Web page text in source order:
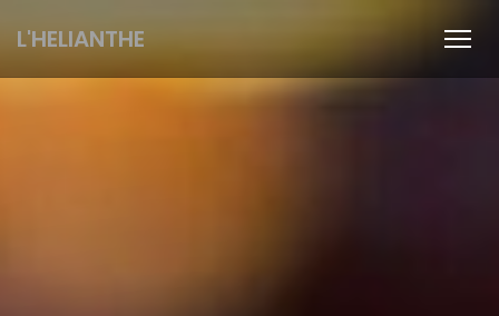
L'HELIANTHE